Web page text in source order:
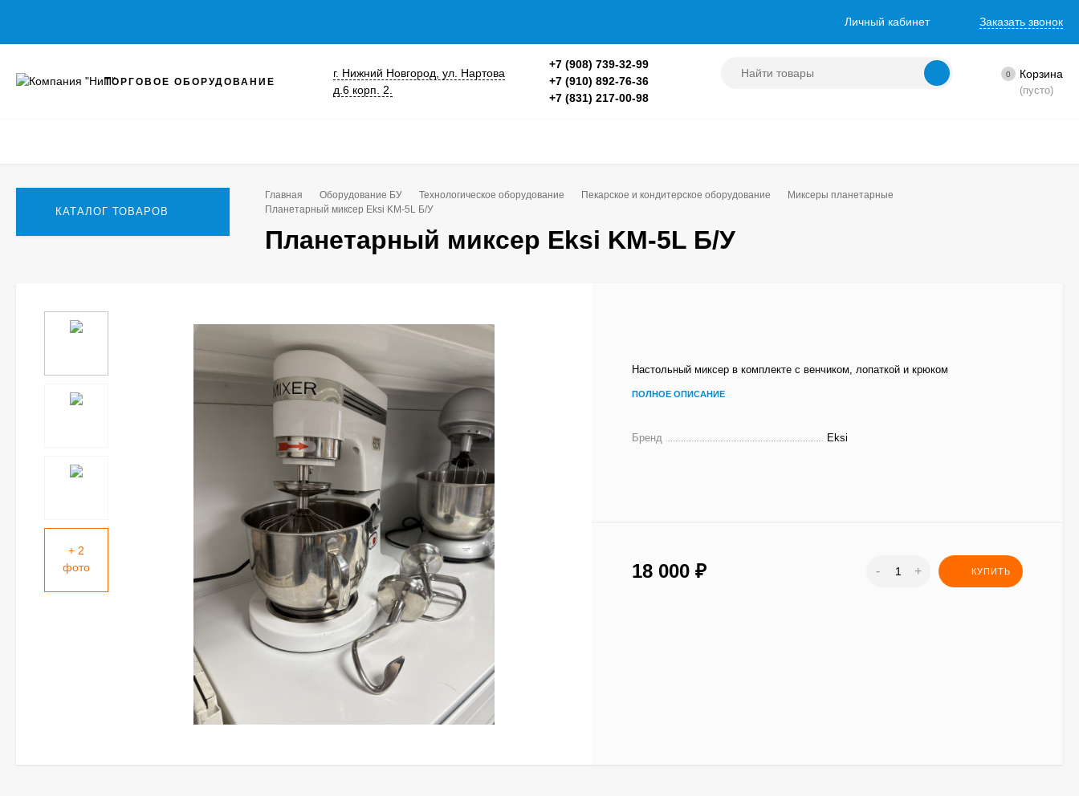
Личный кабинет Заказать звонок
ТОРГОВОЕ ОБОРУДОВАНИЕ
г. Нижний Новгород, ул. Нартова
д.6 корп. 2.
+7 (908) 739-32-99
+7 (910) 892-76-36
+7 (831) 217-00-98
0 Корзина
(пусто)
КАТАЛОГ ТОВАРОВ
Главная Оборудование БУ Технологическое оборудование Пекарское и кондитерское оборудование
Миксеры планетарные
Планетарный миксер Eksi KM-5L Б/У
Планетарный миксер Eksi KM-5L Б/У
+ 2
фото
Настольный миксер в комплекте с венчиком, лопаткой и крюком
ПОЛНОЕ ОПИСАНИЕ
Бренд Eksi
18 000₽ - + КУПИТЬ